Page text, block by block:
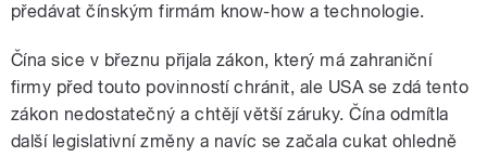
předávat čínským firmám know-how a technologie.
Čína sice v březnu přijala zákon, který má zahraniční
firmy před touto povinností chránit, ale USA se zdá tento
zákon nedostatečný a chtějí větší záruky. Čína odmítla
další legislativní změny a navíc se začala cukat ohledně